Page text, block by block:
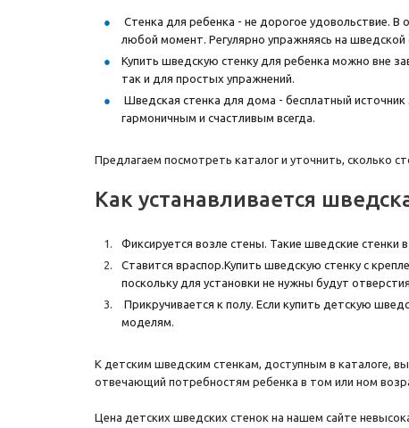
Стенка для ребенка - не дорогое удовольствие. В
любой момент. Регулярно упражняясь на
Купить шведскую стенку для ребенка можно вне
так и для простых упражнений.
Шведская стенка для дома - бесплатный
гармоничным и счастливым всегда.
Предлагаем посмотреть каталог и уточнить,
Как устанавливается
Фиксируется возле стены. Такие шведские
Ставится враспор.Купить шведскую стенку с
поскольку для установки не нужны будут
Прикручивается к полу. Если купить детскую
моделям.
К детским шведским стенкам, доступным в каталоге,
отвечающий потребностям ребенка в том или ном
Цена детских шведских стенок на нашем сайте